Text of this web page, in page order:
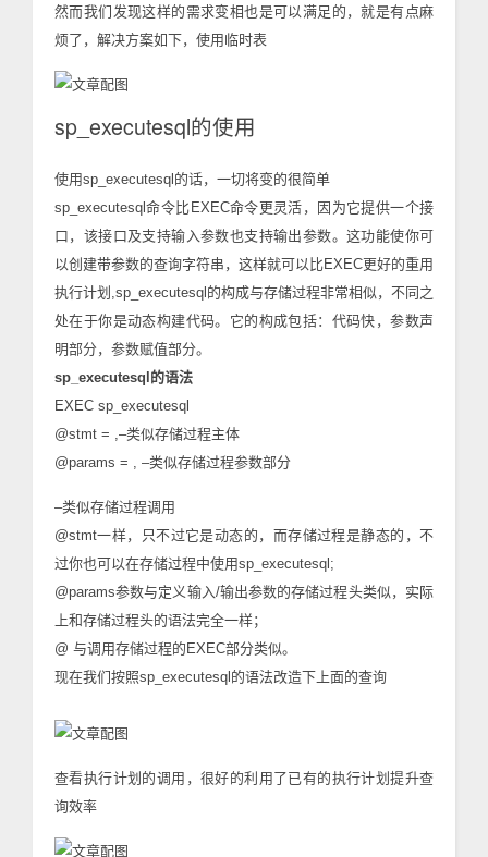
然而我们发现这样的需求变相也是可以满足的，就是有点麻
烦了，解决方案如下，使用临时表
sp_executesql的使用
使用sp_executesql的话，一切将变的很简单
sp_executesql命令比EXEC命令更灵活，因为它提供一个接
口，该接口及支持输入参数也支持输出参数。这功能使你可
以创建带参数的查询字符串，这样就可以比EXEC更好的重用
执行计划,sp_executesql的构成与存储过程非常相似，不同之
处在于你是动态构建代码。它的构成包括：代码快，参数声
明部分，参数赋值部分。
sp_executesql的语法
EXEC sp_executesql
@stmt = ,–类似存储过程主体
@params = , –类似存储过程参数部分
–类似存储过程调用
@stmt一样，只不过它是动态的，而存储过程是静态的，不
过你也可以在存储过程中使用sp_executesql;
@params参数与定义输入/输出参数的存储过程头类似，实际
上和存储过程头的语法完全一样；
@ 与调用存储过程的EXEC部分类似。
现在我们按照sp_executesql的语法改造下上面的查询
查看执行计划的调用，很好的利用了已有的执行计划提升查
询效率